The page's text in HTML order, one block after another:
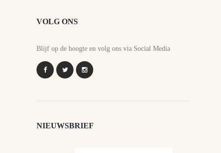
VOLG ONS
Blijf op de hoogte en volg ons via Social Media
NIEUWSBRIEF